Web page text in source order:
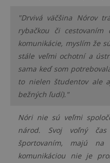
"Drvivá väčšina Nórov
rybačkou či
komunikácie, myslím že
stále veľmi ochotní a
sama keď som
to nielen študentov ale
bežných ľudí)."
Nóri nie sú veľmi
národ. Svoj voľný
športovaním, majú
komunikáciou nie je